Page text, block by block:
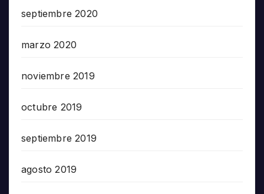
septiembre 2020
marzo 2020
noviembre 2019
octubre 2019
septiembre 2019
agosto 2019